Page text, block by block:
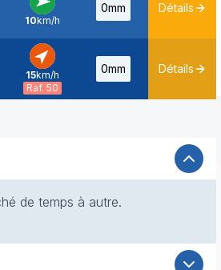
O -
10km/h
0mm Détails
SO -
15km/h
Raf. 50
0mm Détails
de temps à autre.